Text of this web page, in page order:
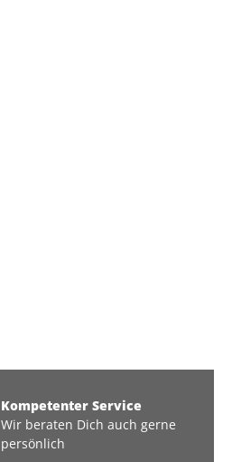
Kompetenter Service
Wir beraten Dich auch gerne
persönlich